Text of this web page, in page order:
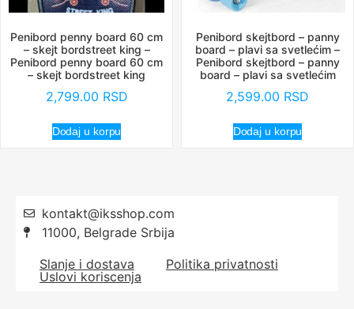
Penibord penny board 60 cm
– skejt bordstreet king –
Penibord penny board 60 cm
– skejt bordstreet king
2,799.00 RSD
Dodaj u korpu
Penibord skejtbord – panny
board – plavi sa svetlećim –
Penibord skejtbord – panny
board – plavi sa svetlećim
2,599.00 RSD
Dodaj u korpu
kontakt@iksshop.com
11000, Belgrade Srbija
Slanje i dostava
Politika privatnosti
Uslovi koriscenja